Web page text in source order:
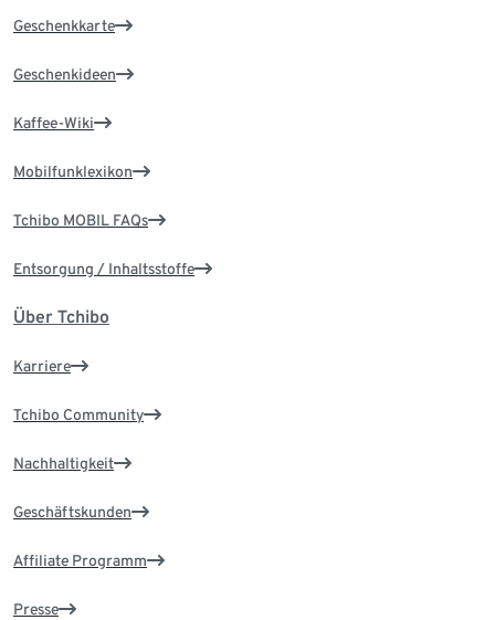
Geschenkkarte
Geschenkideen
Kaffee-Wiki
Mobilfunklexikon
Tchibo MOBIL FAQs
Entsorgung / Inhaltsstoffe
Über Tchibo
Karriere
Tchibo Community
Nachhaltigkeit
Geschäftskunden
Affiliate Programm
Presse